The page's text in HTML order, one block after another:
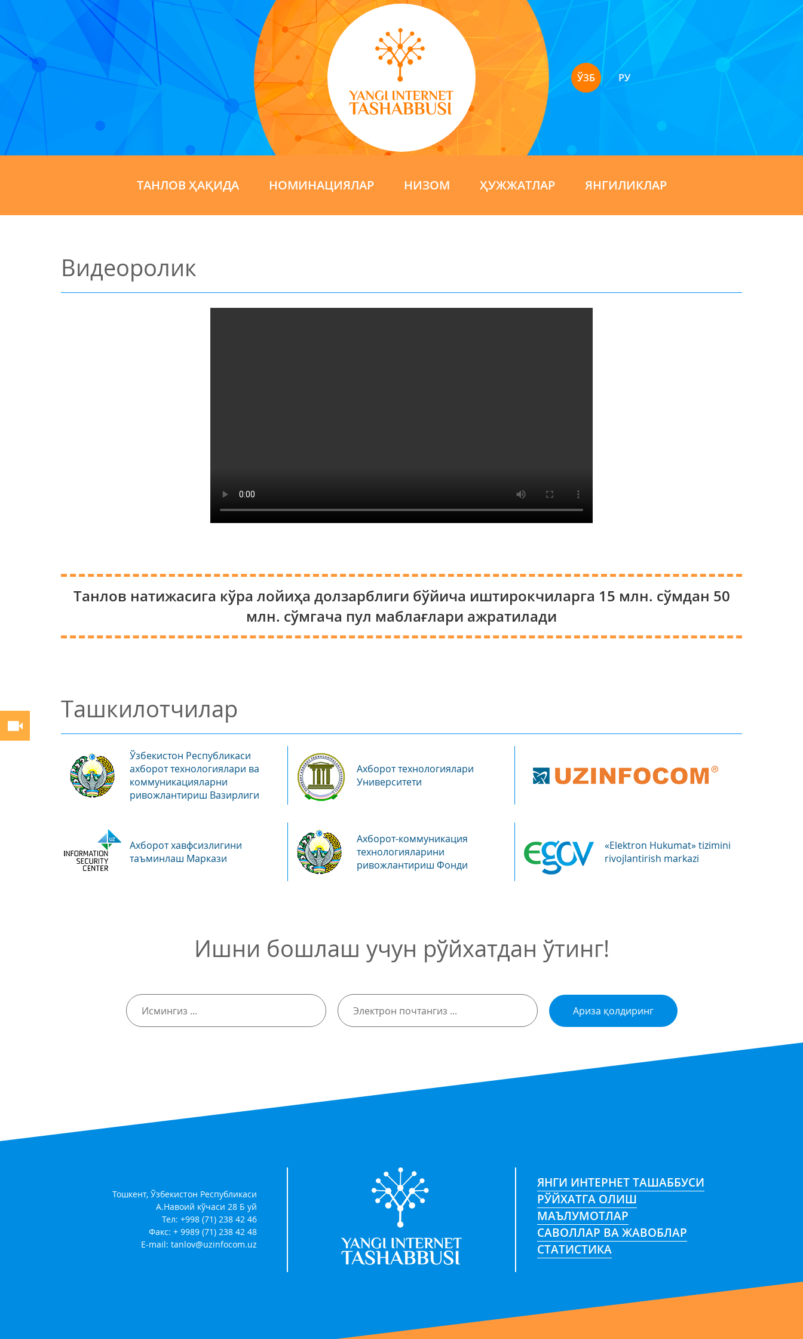
ЎЗБ РУ
ТАНЛОВ ҲАҚИДА НОМИНАЦИЯЛАР НИЗОМ ҲУЖЖАТЛАР ЯНГИЛИКЛАР
Видеоролик
Танлов натижасига кўра лойиҳа долзарблиги бўйича иштирокчиларга 15 млн. сўмдан 50
млн. сўмгача пул маблағлари ажратилади
Ташкилотчилар
Ўзбекистон Республикаси
ахборот технологиялари ва
коммуникацияларни
ривожлантириш Вазирлиги
Ахборот технологиялари
Университети
Ахборот хавфсизлигини
таъминлаш Маркази
Ахборот-коммуникация
технологияларини
ривожлантириш Фонди
«Elektron Hukumat» tizimini
rivojlantirish markazi
Ишни бошлаш учун рўйхатдан ўтинг!
Ариза қолдиринг
Тошкент, Ўзбекистон Республикаси
А.Навоий кўчаси 28 Б уй
Тел: +998 (71) 238 42 46
Факс: + 9989 (71) 238 42 48
E-mail:tanlov@uzinfocom.uz
ЯНГИ ИНТЕРНЕТ ТАШАББУСИ
РЎЙХАТГА ОЛИШ
МАЪЛУМОТЛАР
САВОЛЛАР ВА ЖАВОБЛАР
СТАТИСТИКА